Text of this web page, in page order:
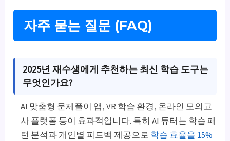
자주 묻는 질문 (FAQ)
2025년 재수생에게 추천하는 최신 학습 도구는
무엇인가요?
AI 맞춤형 문제풀이 앱, VR 학습 환경, 온라인 모의고
사 플랫폼 등이 효과적입니다. 특히 AI 튜터는 학습 패
턴 분석과 개인별 피드백 제공으로 학습 효율을 15%